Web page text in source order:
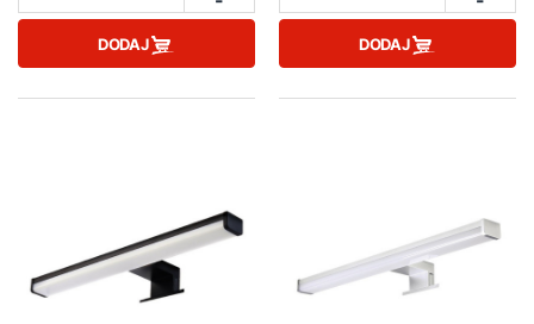
DODAJ DODAJ